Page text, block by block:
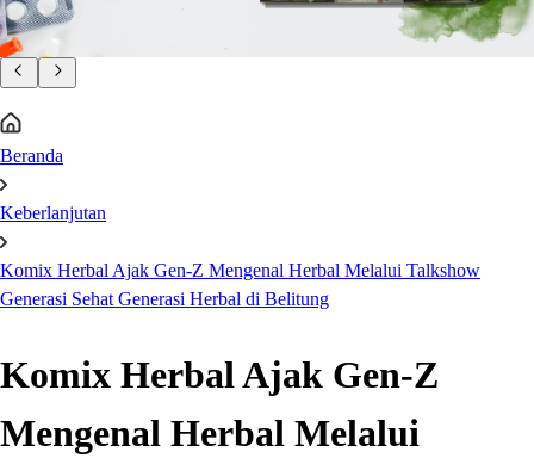
Beranda
Keberlanjutan
Komix Herbal Ajak Gen-Z Mengenal Herbal Melalui Talkshow
Generasi Sehat Generasi Herbal di Belitung
Komix Herbal Ajak Gen-Z
Mengenal Herbal Melalui